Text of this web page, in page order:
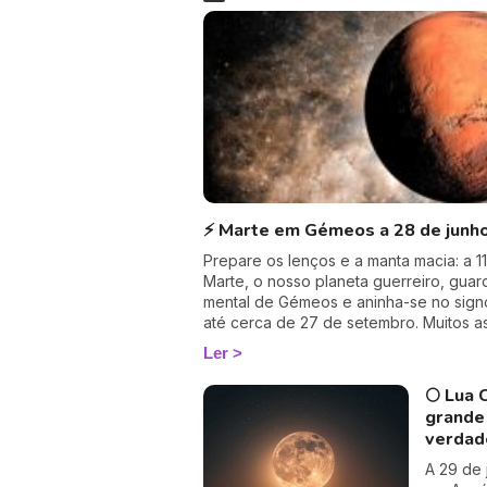
⚡ Marte em Gémeos a 28 de
Prepare os lenços e a manta macia: a
Marte, o nosso planeta guerreiro,
mental de Gémeos e aninha-se no
até cerca de 27 de setembro. Muitos
trânsito por o acharem «fraco»… mas
talvez um dos mais profundamente
coração vai perceber. 💛
Ler
🌕 Lua
A 29 de